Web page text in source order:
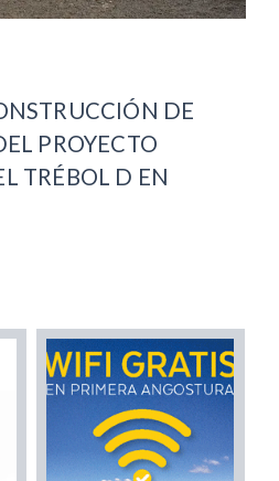
DE
PROYECTO
TRÉBOL D EN